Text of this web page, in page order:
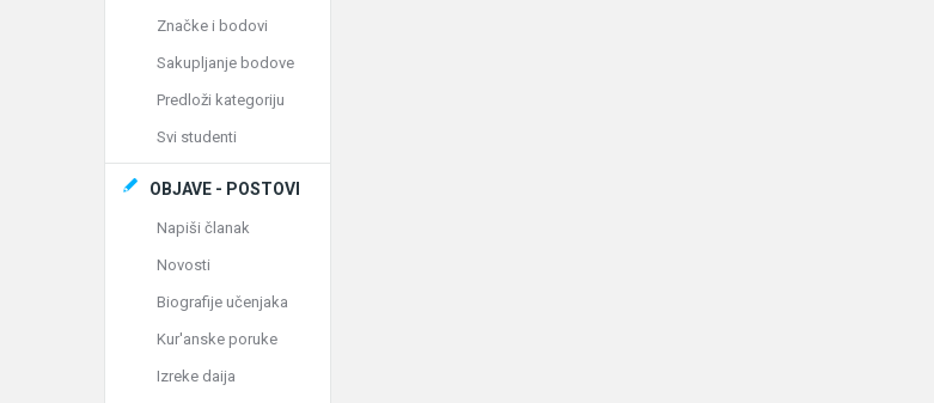
Značke i bodovi
Sakupljanje bodove
Predloži kategoriju
Svi studenti
OBJAVE - POSTOVI
Napiši članak
Novosti
Biografije učenjaka
Kur'anske poruke
Izreke daija